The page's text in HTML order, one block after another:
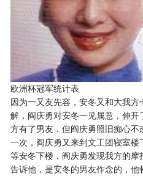
欧洲杯冠军统计表
因为一又友先容，安冬又和大我
解，阎庆勇对安冬一见属意，伸
方有了男友，但阎庆勇照旧痴心不
一次，阎庆勇又来到文工团寝室
等安冬下楼，阎庆勇发现我方的
告诉他，是安冬的男友作念的，他